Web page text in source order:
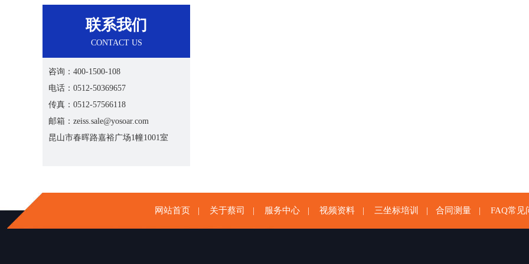
联系我们
CONTACT US
咨询：400-1500-108
电话：0512-50369657
传真：0512-57566118
邮箱：zeiss.sale@yosoar.com
昆山市春晖路嘉裕广场1幢1001室
网站首页 关于蔡司 服务中心 视频资料 三坐标培训 合同测量 FAQ常见